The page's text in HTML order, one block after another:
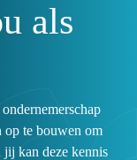
als
op te bouwen om
jij kan deze kennis